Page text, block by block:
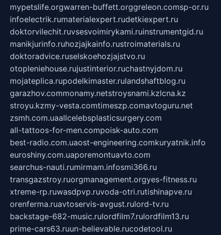
mypetslife.orgwarren-buffett.orggreleon.comsp-or.ru
infoelectrik.rumaterialexpert.rudetkiexpert.ru
doktorvilechit.ruvsesvoimirykami.ruinstrumentgid.ru
manikjurinfo.ruhozjajkainfo.rustroimaterials.ru
doktoradvice.ruselskoehozjajstvo.ru
otopleniehouse.rujustinterior.ruchastnyjdom.ru
mojateplica.rupodelkimaster.rulandshaftblog.ru
garazhov.commonamy.netstroysnami.kzlcna.kz
stroyu.kzmy-vesta.comtimeszp.comavtoguru.net
zsmh.com.uaallcelebsplasticsurgery.com
all-tattoos-for-men.compoisk-auto.com
best-radio.com.uaost-engineering.comkuryatnik.info
euroshiny.com.uaporemontuavto.com
searchus-nauti.rumirmam.infosmi366.ru
transgazstroy.ruorgmanagement.orgyes-fitness.ru
xtreme-rp.ruwasdpvp.ruvoda-otri.rutishinapve.ru
orenferma.ruavtoservis-avgust.rulord-tv.ru
backstage-682-music.rulordfilm7.rulordfilm13.ru
prime-cars63.ruun-believable.rucodetool.ru